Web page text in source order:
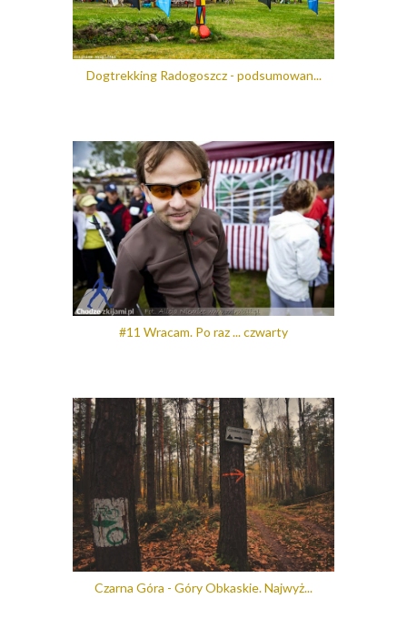
Dogtrekking Radogoszcz - podsumowan...
#11 Wracam. Po raz ... czwarty
Czarna Góra - Góry Obkaskie. Najwyż...